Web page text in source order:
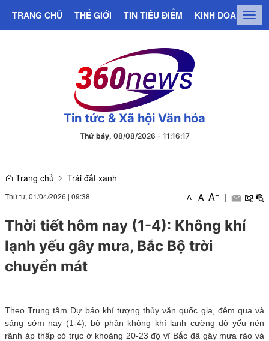
TRANG CHỦ THẾ GIỚI TIN TIÊU ĐIỂM KINH DOANH
Tin tức & Xã hội Văn hóa
Thứ bảy, 08/08/2026 - 11:16:17
Trang chủ Trái đất xanh
Thứ tư, 01/04/2026 | 09:38 A- A A+ |
Thời tiết hôm nay (1-4): Không khí
lạnh yếu gây mưa, Bắc Bộ trời
chuyển mát
Theo Trung tâm Dự báo khí tượng thủy văn quốc gia, đêm qua và
sáng sớm nay (1-4), bộ phận không khí lạnh cường độ yếu nén
rãnh áp thấp có trục ở khoảng 20-23 độ vĩ Bắc đã gây mưa rào và